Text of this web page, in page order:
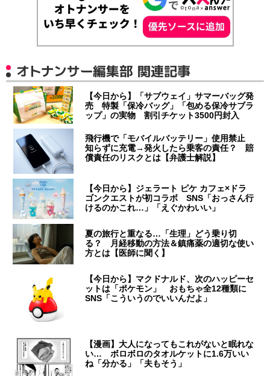
オトナンサー編集部 関連記事
【今日から】「サブウェイ」サマーバッグ発
売 特製「保冷バッグ」「包める保冷サブラ
ップ」の実物 割引チケット3500円封入
飛行機で「モバイルバッテリー」使用禁止
知らずに充電→発火したら乗客の責任？ 賠
償責任のリスクとは【弁護士解説】
【今日から】ジェラート ピケ カフェ×ドラ
ゴンクエストが初コラボ SNS「おっさん行
けるのかこれ…」「えぐかわいい」
夏の旅行と重なる…「生理」どう乗り切
る？ 月経移動の方法＆鎮痛薬の適切な使い
方とは【医師に聞く】
【今日から】マクドナルド、次のハッピーセ
ットは「ポケモン」 おもちゃ全12種類に
SNS「こういうのでいいんだよ」
【漫画】大人になってもこれがないと眠れな
い… ボロボロのタオルケットに1.6万いい
ね「分かる」「夫もそう」